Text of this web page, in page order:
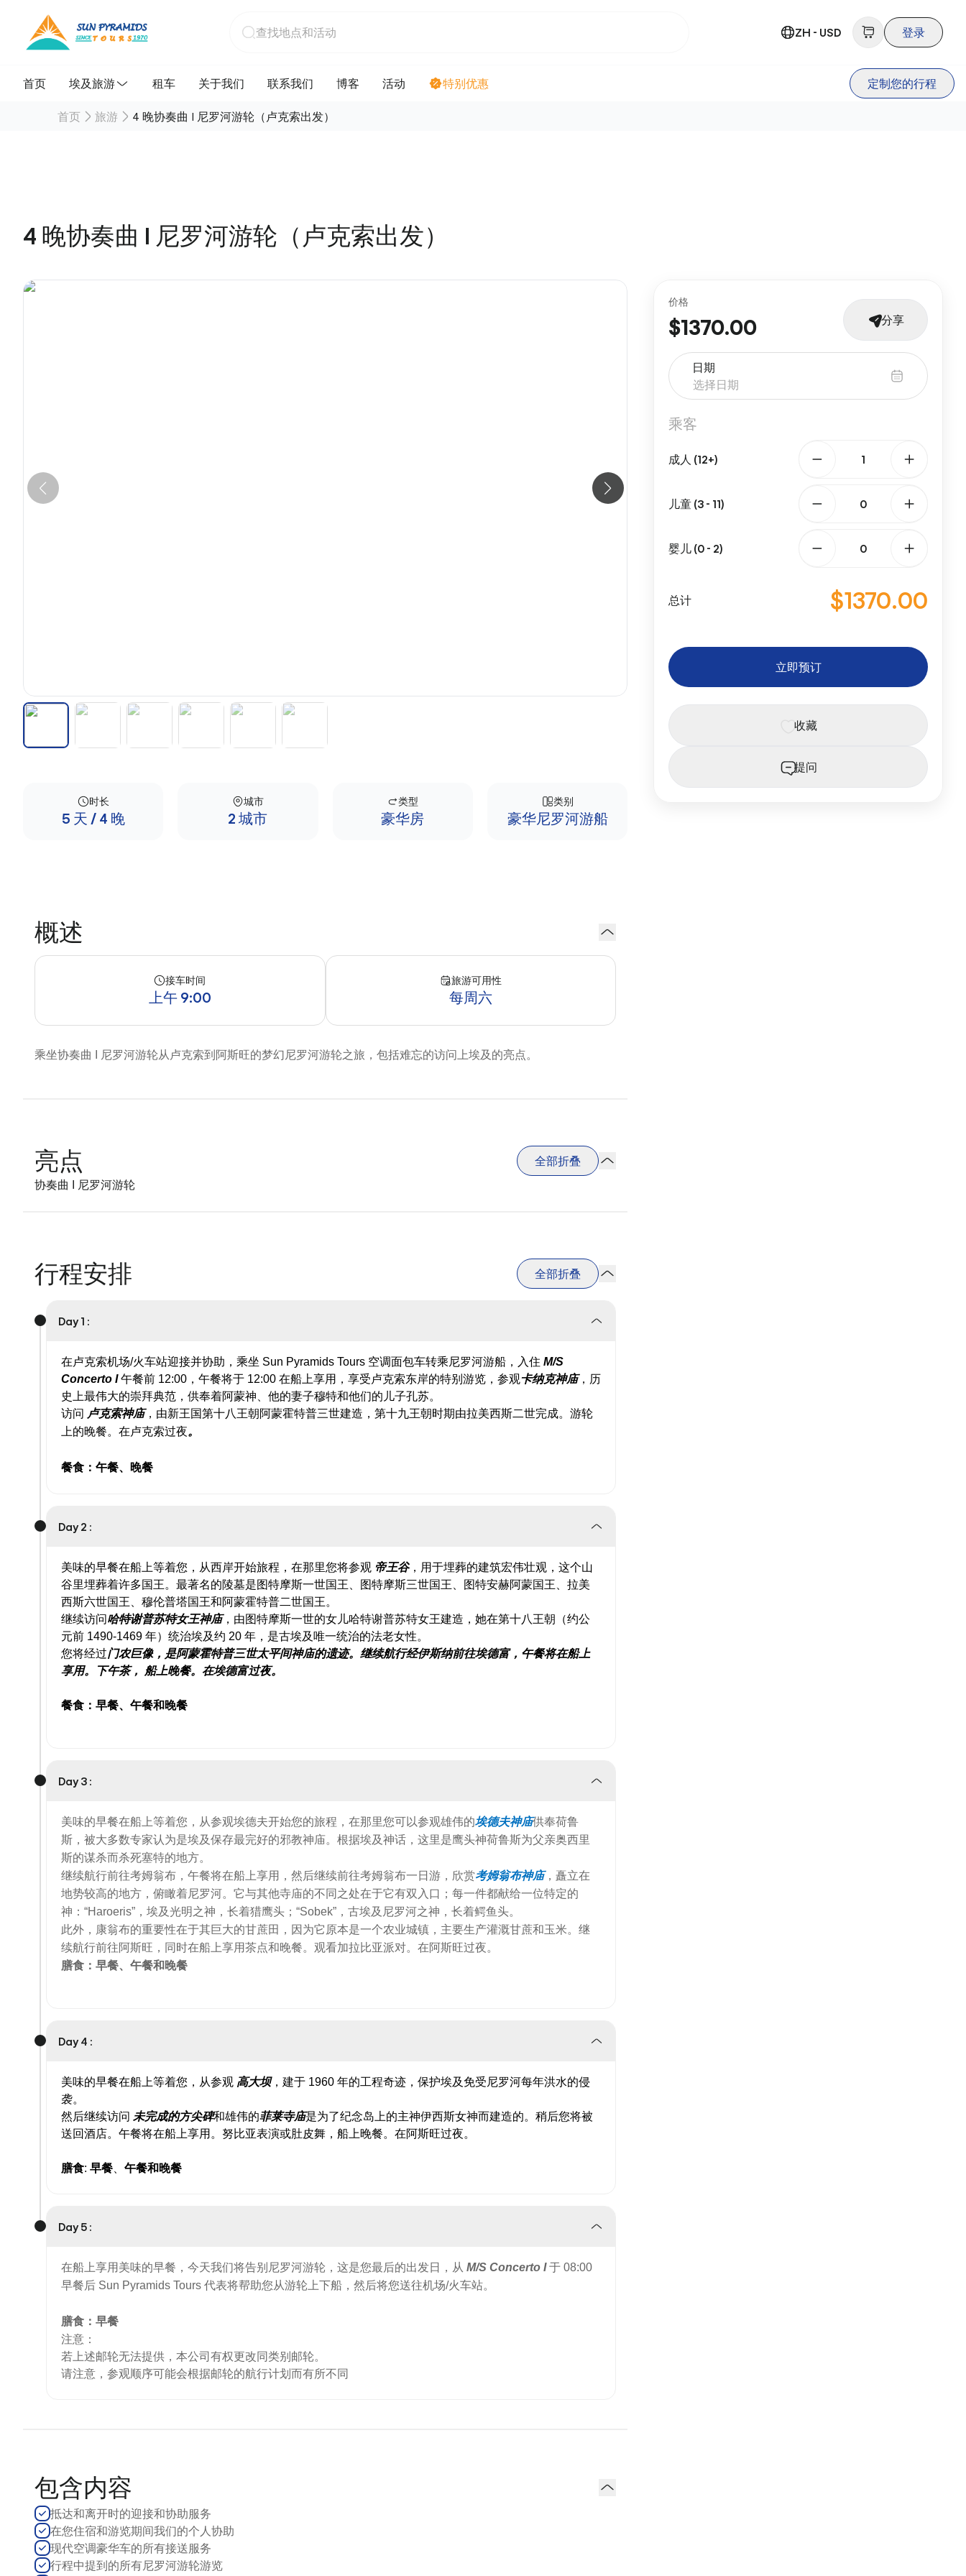
ZH - USD 登录
首页 埃及旅游 租车 关于我们 联系我们 博客 活动 特别优惠 定制您的行程
首页 旅游 4 晚协奏曲 I 尼罗河游轮（卢克索出发）
4 晚协奏曲 I 尼罗河游轮（卢克索出发）
时长
5 天 / 4 晚
城市
2 城市
类型
豪华房
类别
豪华尼罗河游船
概述
接车时间
上午 9:00
旅游可用性
每周六
乘坐协奏曲 I 尼罗河游轮从卢克索到阿斯旺的梦幻尼罗河游轮之旅，包括难忘的访问上埃及的亮点。
亮点 全部折叠
协奏曲 I 尼罗河游轮
行程安排 全部折叠
Day 1 :
在卢克索机场/火车站迎接并协助，乘坐 Sun Pyramids Tours 空调面包车转乘尼罗河游船，入住 M/S
Concerto I午餐前 12:00，午餐将于 12:00 在船上享用，享受卢克索东岸的特别游览，参观卡纳克神庙，历
史上最伟大的崇拜典范，供奉着阿蒙神、他的妻子穆特和他们的儿子孔苏。
访问 卢克索神庙，由新王国第十八王朝阿蒙霍特普三世建造，第十九王朝时期由拉美西斯二世完成。游轮
上的晚餐。在卢克索过夜。
餐食：午餐、晚餐
Day 2 :
美味的早餐在船上等着您，从西岸开始旅程，在那里您将参观 帝王谷，用于埋葬的建筑宏伟壮观，这个山
谷里埋葬着许多国王。最著名的陵墓是图特摩斯一世国王、图特摩斯三世国王、图特安赫阿蒙国王、拉美
西斯六世国王、穆伦普塔国王和阿蒙霍特普二世国王。
继续访问哈特谢普苏特女王神庙，由图特摩斯一世的女儿哈特谢普苏特女王建造，她在第十八王朝（约公
元前 1490-1469 年）统治埃及约 20 年，是古埃及唯一统治的法老女性。
您将经过门农巨像，是阿蒙霍特普三世太平间神庙的遗迹。继续航行经伊斯纳前往埃德富，午餐将在船上
享用。下午茶，
船上晚餐。在埃德富过夜。
餐食：早餐、午餐和晚餐
Day 3 :
美味的早餐在船上等着您，从参观埃德夫开始您的旅程，在那里您可以参观雄伟的埃德夫神庙供奉荷鲁
斯，被大多数专家认为是埃及保存最完好的邪教神庙。根据埃及神话，这里是鹰头神荷鲁斯为父亲奥西里
斯的谋杀而杀死塞特的地方。
继续航行前往考姆翁布，午餐将在船上享用，然后继续前往考姆翁布一日游，欣赏考姆翁布神庙，矗立在
地势较高的地方，俯瞰着尼罗河。它与其他寺庙的不同之处在于它有双入口；每一件都献给一位特定的
神：“Haroeris”，埃及光明之神，长着猎鹰头；“Sobek”，古埃及尼罗河之神，长着鳄鱼头。
此外，康翁布的重要性在于其巨大的甘蔗田，因为它原本是一个农业城镇，主要生产灌溉甘蔗和玉米。继
续航行前往阿斯旺，同时在船上享用茶点和晚餐。观看加拉比亚派对。在阿斯旺过夜。
膳食：早餐、午餐和晚餐
Day 4 :
美味的早餐在船上等着您，从参观 高大坝，建于 1960 年的工程奇迹，保护埃及免受尼罗河每年洪水的侵
袭。
然后继续访问 未完成的方尖碑和雄伟的菲莱寺庙是为了纪念岛上的主神伊西斯女神而建造的。稍后您将被
送回酒店。午餐将在船上享用。努比亚表演或肚皮舞，船上晚餐。在阿斯旺过夜。
膳食: 早餐 午餐和 晚餐
Day 5 :
在船上享用美味的早餐，今天我们将告别尼罗河游轮，这是您最后的出发日，从 M/S Concerto I于 08:00
早餐后 Sun Pyramids Tours 代表将帮助您从游轮上下船，然后将您送往机场/火车站。
膳食：早餐
注意：
若上述邮轮无法提供，本公司有权更改同类别邮轮。
请注意，参观顺序可能会根据邮轮的航行计划而有所不同
包含内容
抵达和离开时的迎接和协助服务
在您住宿和游览期间我们的个人协助
现代空调豪华车的所有接送服务
行程中提到的所有尼罗河游轮游览
价格
$1370.00 分享
日期
乘客
成人 (12+)
儿童 (3 - 11)
婴儿 (0 - 2)
总计 $1370.00
立即预订
收藏
提问